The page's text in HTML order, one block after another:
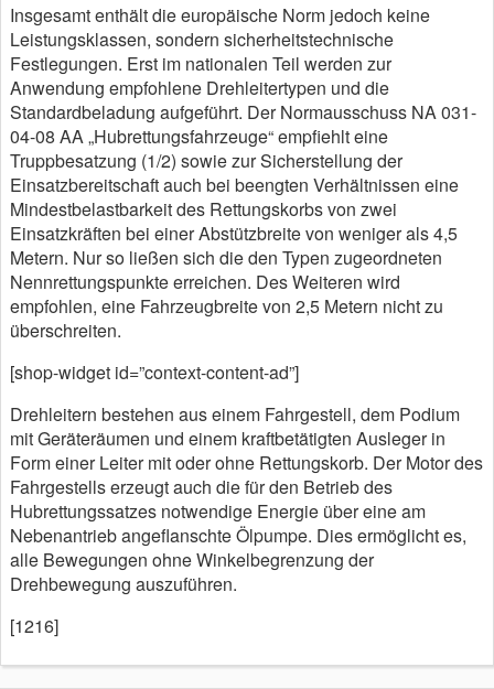
Insgesamt enthält die europäische Norm jedoch keine
Leistungsklassen, sondern sicherheitstechnische
Festlegungen. Erst im nationalen Teil werden zur
Anwendung empfohlene Drehleitertypen und die
Standardbeladung aufgeführt. Der Normausschuss NA 031-
04-08 AA „Hubrettungsfahrzeuge“ empfiehlt eine
Truppbesatzung (1/2) sowie zur Sicherstellung der
Einsatzbereitschaft auch bei beengten Verhältnissen eine
Mindestbelastbarkeit des Rettungskorbs von zwei
Einsatzkräften bei einer Abstützbreite von weniger als 4,5
Metern. Nur so ließen sich die den Typen zugeordneten
Nennrettungspunkte erreichen. Des Weiteren wird
empfohlen, eine Fahrzeugbreite von 2,5 Metern nicht zu
überschreiten.
[shop-widget id=”context-content-ad”]
Drehleitern bestehen aus einem Fahrgestell, dem Podium
mit Geräteräumen und einem kraftbetätigten Ausleger in
Form einer Leiter mit oder ohne Rettungskorb. Der Motor des
Fahrgestells erzeugt auch die für den Betrieb des
Hubrettungssatzes notwendige Energie über eine am
Nebenantrieb angeflanschte Ölpumpe. Dies ermöglicht es,
alle Bewegungen ohne Winkelbegrenzung der
Drehbewegung auszuführen.
[1216]